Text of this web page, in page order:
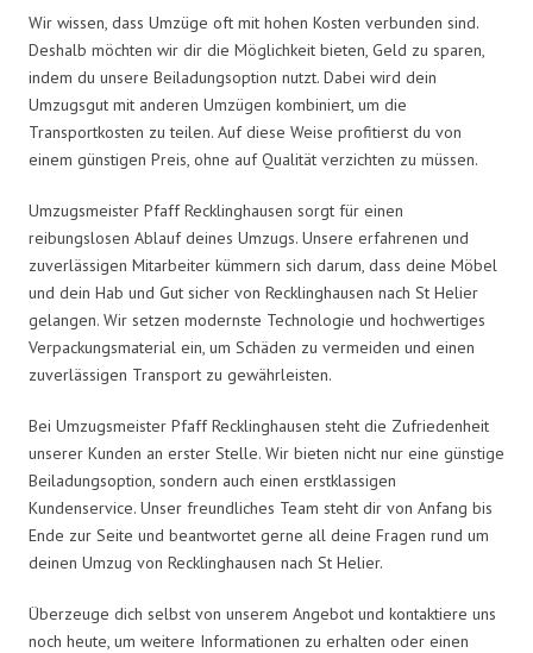
Wir wissen, dass Umzüge oft mit hohen Kosten verbunden sind.
Deshalb möchten wir dir die Möglichkeit bieten, Geld zu sparen,
indem du unsere Beiladungsoption nutzt. Dabei wird dein
Umzugsgut mit anderen Umzügen kombiniert, um die
Transportkosten zu teilen. Auf diese Weise profitierst du von
einem günstigen Preis, ohne auf Qualität verzichten zu müssen.
Umzugsmeister Pfaff Recklinghausen sorgt für einen
reibungslosen Ablauf deines Umzugs. Unsere erfahrenen und
zuverlässigen Mitarbeiter kümmern sich darum, dass deine Möbel
und dein Hab und Gut sicher von Recklinghausen nach St Helier
gelangen. Wir setzen modernste Technologie und hochwertiges
Verpackungsmaterial ein, um Schäden zu vermeiden und einen
zuverlässigen Transport zu gewährleisten.
Bei Umzugsmeister Pfaff Recklinghausen steht die Zufriedenheit
unserer Kunden an erster Stelle. Wir bieten nicht nur eine günstige
Beiladungsoption, sondern auch einen erstklassigen
Kundenservice. Unser freundliches Team steht dir von Anfang bis
Ende zur Seite und beantwortet gerne all deine Fragen rund um
deinen Umzug von Recklinghausen nach St Helier.
Überzeuge dich selbst von unserem Angebot und kontaktiere uns
noch heute, um weitere Informationen zu erhalten oder einen